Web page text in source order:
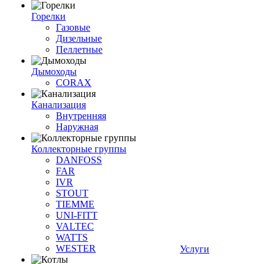
Горелки
Газовые
Дизельные
Пеллетные
Дымоходы
CORAX
Канализация
Внутренняя
Наружная
Коллекторные группы
DANFOSS
FAR
IVR
STOUT
TIEMME
UNI-FITT
VALTEC
WATTS
WESTER
Услуги